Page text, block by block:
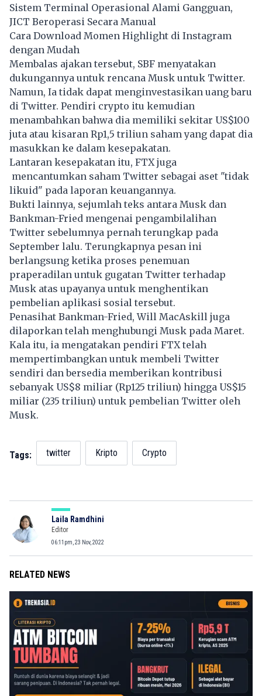
Sistem Terminal Operasional Alami Gangguan,
JICT Beroperasi Secara Manual
Cara Download Momen Highlight di Instagram
dengan Mudah
Membalas ajakan tersebut, SBF menyatakan
dukungannya untuk rencana Musk untuk Twitter.
Namun, Ia tidak dapat menginvestasikan uang baru
di Twitter. Pendiri crypto itu kemudian
menambahkan bahwa dia memiliki sekitar US$100
juta atau kisaran Rp1,5 triliun saham yang dapat dia
masukkan ke dalam kesepakatan.
Lantaran kesepakatan itu, FTX juga
mencantumkan saham Twitter sebagai aset "tidak
likuid" pada laporan keuangannya.
Bukti lainnya, sejumlah teks antara Musk dan
Bankman-Fried mengenai pengambilalihan
Twitter sebelumnya pernah terungkap pada
September lalu. Terungkapnya pesan ini
berlangsung ketika proses penemuan
praperadilan untuk gugatan Twitter terhadap
Musk atas upayanya untuk menghentikan
pembelian aplikasi sosial tersebut.
Penasihat Bankman-Fried, Will MacAskill juga
dilaporkan telah menghubungi Musk pada Maret.
Kala itu, ia mengatakan pendiri FTX telah
mempertimbangkan untuk membeli Twitter
sendiri dan bersedia memberikan kontribusi
sebanyak US$8 miliar (Rp125 triliun) hingga US$15
miliar (235 triliun) untuk pembelian Twitter oleh
Musk.
Tags: twitter Kripto Crypto
Laila Ramdhini
Editor
06:11pm, 23 Nov, 2022
RELATED NEWS